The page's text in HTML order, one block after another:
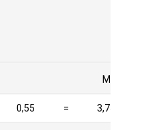
M
0,55 = 3,754